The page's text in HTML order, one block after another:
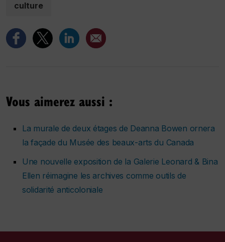
culture
Vous aimerez aussi :
La murale de deux étages de Deanna Bowen ornera
la façade du Musée des beaux-arts du Canada
Une nouvelle exposition de la Galerie Leonard & Bina
Ellen réimagine les archives comme outils de
solidarité anticoloniale